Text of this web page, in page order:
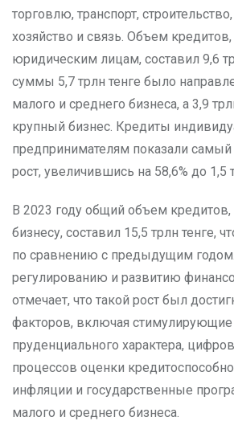
торговлю, транспорт,
хозяйство и связь. Объем
юридическим лицам, составил 9,6
суммы 5,7 трлн тенге было
малого и среднего бизнеса, а 3,9
крупный бизнес. Кредиты
предпринимателям показали самый
рост, увеличившись на 58,6% до 1,5
В 2023 году общий объем
бизнесу, составил 15,5 трлн тенге,
по сравнению с предыдущим годом.
регулированию и развитию
отмечает, что такой рост был
факторов, включая
пруденциального характера,
процессов оценки
инфляции и государственные
малого и среднего бизнеса.